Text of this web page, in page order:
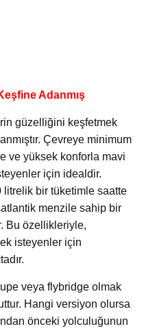
Adanmış
güzelliğini keşfetmek
Çevreye minimum
ve yüksek konforla mavi
için idealdir.
litrelik bir tüketimle saatte
menzile sahip bir
Bu özellikleriyle,
isteyenler için
veya flybridge olmak
Hangi versiyon olursa
önceki yolculuğunun